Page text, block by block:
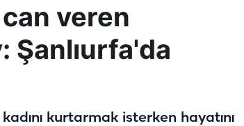
veren
Şanlıurfa'da
kurtarmak isterken hayatını